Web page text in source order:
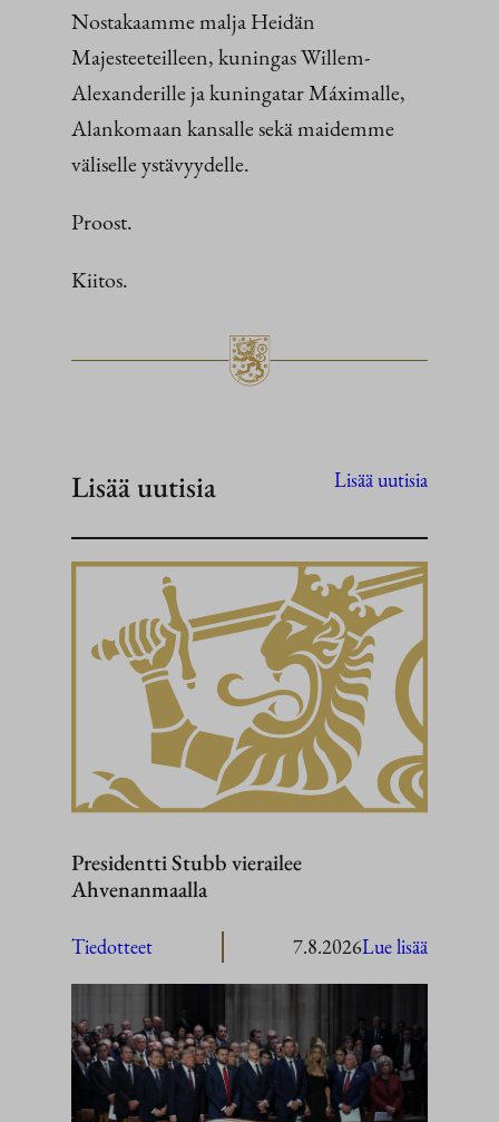
Nostakaamme malja Heidän
Majesteeteilleen, kuningas Willem-
Alexanderille ja kuningatar Máximalle,
Alankomaan kansalle sekä maidemme
väliselle ystävyydelle.
Proost.
Kiitos.
Lisää uutisia Lisää uutisia
Presidentti Stubb vierailee
Ahvenanmaalla
Tiedotteet 7.8.2026Lue lisää
vierailee